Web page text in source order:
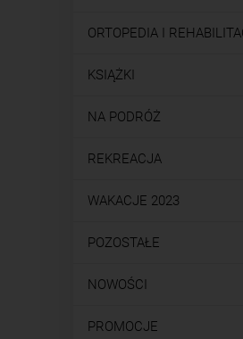
ORTOPEDIA I
KSIĄŻKI
NA PODRÓŻ
REKREACJA
WAKACJE 2023
POZOSTAŁE
NOWOŚCI
PROMOCJE